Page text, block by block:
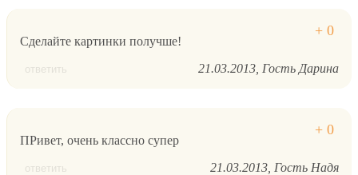
Сделайте картинки получше!
ответить 21.03.2013 Гость Дарина
ПРивет, очень классно супер
ответить 21.03.2013 Гость Надя